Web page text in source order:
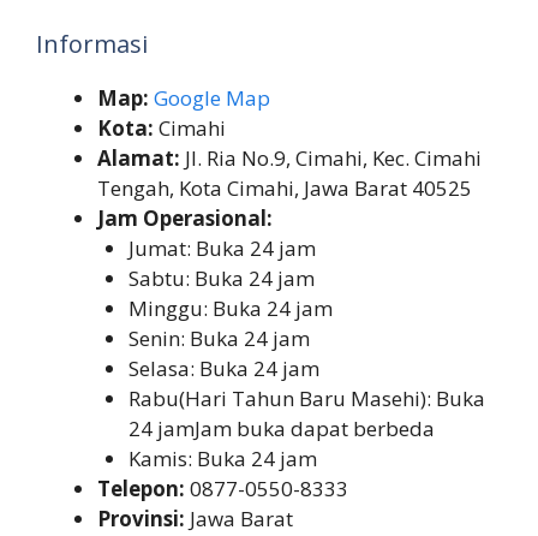
Informasi
Map: Google Map
Kota: Cimahi
Alamat: Jl. Ria No.9, Cimahi, Kec. Cimahi
Tengah, Kota Cimahi, Jawa Barat 40525
Jam Operasional:
Jumat: Buka 24 jam
Sabtu: Buka 24 jam
Minggu: Buka 24 jam
Senin: Buka 24 jam
Selasa: Buka 24 jam
Rabu(Hari Tahun Baru Masehi): Buka
24 jamJam buka dapat berbeda
Kamis: Buka 24 jam
Telepon: 0877-0550-8333
Provinsi: Jawa Barat